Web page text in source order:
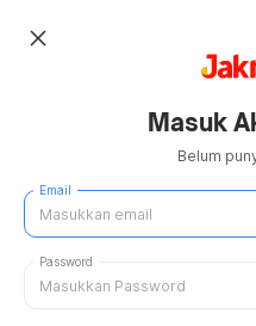
close
Masuk
Belum
Email
Password